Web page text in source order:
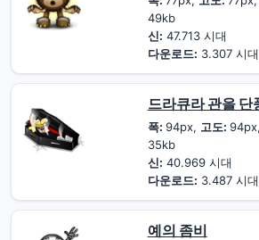
49kb
신: 47.713 시대
다운로드: 3.307 시대
드라큐라 관을 단
폭: 94px, 고도: 94px,
35kb
신: 40.969 시대
다운로드: 3.487 시대
예의 좀비